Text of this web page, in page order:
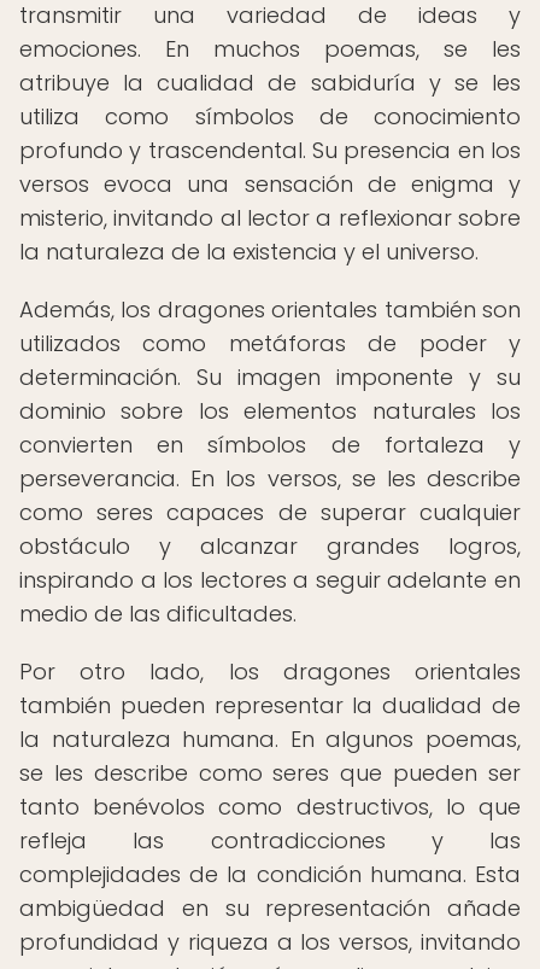
transmitir una variedad de ideas y
emociones. En muchos poemas, se les
atribuye la cualidad de sabiduría y se les
utiliza como símbolos de conocimiento
profundo y trascendental. Su presencia en los
versos evoca una sensación de enigma y
misterio, invitando al lector a reflexionar sobre
la naturaleza de la existencia y el universo.
Además, los dragones orientales también son
utilizados como metáforas de poder y
determinación. Su imagen imponente y su
dominio sobre los elementos naturales los
convierten en símbolos de fortaleza y
perseverancia. En los versos, se les describe
como seres capaces de superar cualquier
obstáculo y alcanzar grandes logros,
inspirando a los lectores a seguir adelante en
medio de las dificultades.
Por otro lado, los dragones orientales
también pueden representar la dualidad de
la naturaleza humana. En algunos poemas,
se les describe como seres que pueden ser
tanto benévolos como destructivos, lo que
refleja las contradicciones y las
complejidades de la condición humana. Esta
ambigüedad en su representación añade
profundidad y riqueza a los versos, invitando